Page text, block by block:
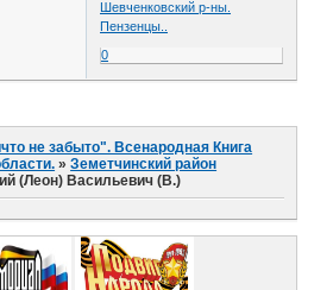
Шевченковский р-ны.
Пензенцы..
0
не забыто". Всенародная Книга
»Земетчинский район
(Леон) Васильевич (В.)